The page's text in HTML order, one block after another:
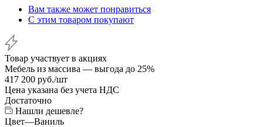
Вам также может понравиться
С этим товаром покупают
Товар участвует в акциях
Мебель из массива — выгода до 25%
417 200 руб./шт
Цена указана без учета НДС
Достаточно
Нашли дешевле?
Цвет—Ваниль